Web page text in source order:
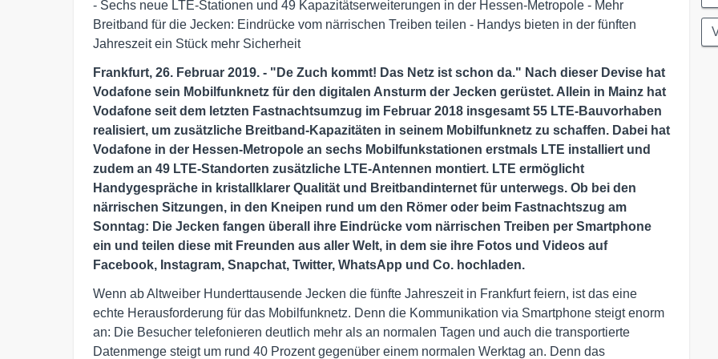
- Sechs neue LTE-Stationen und 49 Kapazitätserweiterungen in der Hessen-Metropole - Mehr
Breitband für die Jecken: Eindrücke vom närrischen Treiben teilen - Handys bieten in der fünften
Jahreszeit ein Stück mehr Sicherheit
Frankfurt, 26. Februar 2019. - "De Zuch kommt! Das Netz ist schon da." Nach dieser Devise hat
Vodafone sein Mobilfunknetz für den digitalen Ansturm der Jecken gerüstet. Allein in Mainz hat
Vodafone seit dem letzten Fastnachtsumzug im Februar 2018 insgesamt 55 LTE-Bauvorhaben
realisiert, um zusätzliche Breitband-Kapazitäten in seinem Mobilfunknetz zu schaffen. Dabei hat
Vodafone in der Hessen-Metropole an sechs Mobilfunkstationen erstmals LTE installiert und
zudem an 49 LTE-Standorten zusätzliche LTE-Antennen montiert. LTE ermöglicht
Handygespräche in kristallklarer Qualität und Breitbandinternet für unterwegs. Ob bei den
närrischen Sitzungen, in den Kneipen rund um den Römer oder beim Fastnachtszug am
Sonntag: Die Jecken fangen überall ihre Eindrücke vom närrischen Treiben per Smartphone
ein und teilen diese mit Freunden aus aller Welt, in dem sie ihre Fotos und Videos auf
Facebook, Instagram, Snapchat, Twitter, WhatsApp und Co. hochladen.
Wenn ab Altweiber Hunderttausende Jecken die fünfte Jahreszeit in Frankfurt feiern, ist das eine
echte Herausforderung für das Mobilfunknetz. Denn die Kommunikation via Smartphone steigt enorm
an: Die Besucher telefonieren deutlich mehr als an normalen Tagen und auch die transportierte
Datenmenge steigt um rund 40 Prozent gegenüber einem normalen Werktag an. Denn das